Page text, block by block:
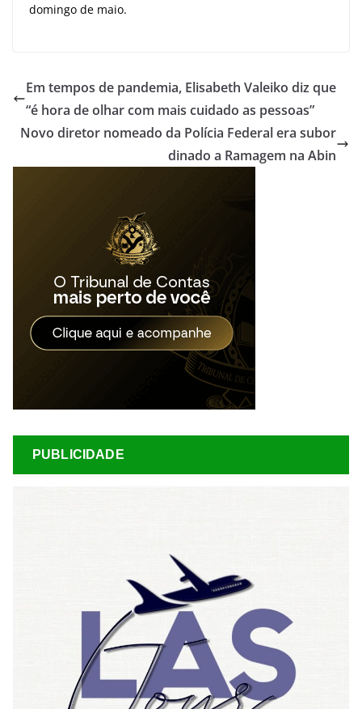
domingo de maio.
Em tempos de pandemia, Elisabeth Valeiko diz que
“é hora de olhar com mais cuidado as pessoas”
Novo diretor nomeado da Polícia Federal era subor
dinado a Ramagem na Abin
PUBLICIDADE